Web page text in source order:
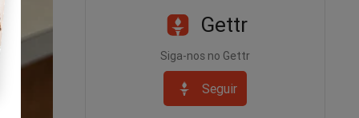
Gettr
Siga-nos no Gettr
Seguir